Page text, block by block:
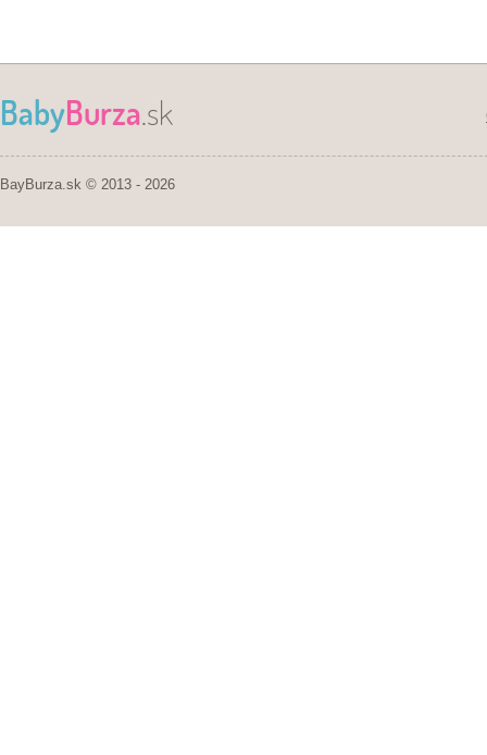
BabyBurza.sk
BayBurza.sk © 2013 - 2026